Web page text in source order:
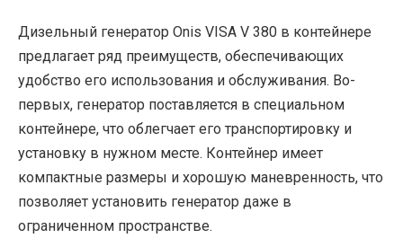
Дизельный генератор Onis VISA V 380 в контейнере
предлагает ряд преимуществ, обеспечивающих
удобство его использования и обслуживания. Во-
первых, генератор поставляется в специальном
контейнере, что облегчает его транспортировку и
установку в нужном месте. Контейнер имеет
компактные размеры и хорошую маневренность, что
позволяет установить генератор даже в
ограниченном пространстве.